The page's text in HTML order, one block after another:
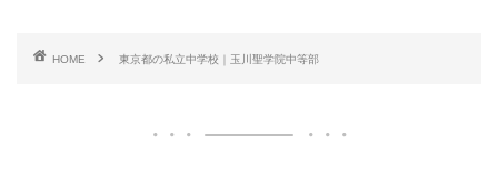
HOME 東京都の私立中学校｜玉川聖学院中等部